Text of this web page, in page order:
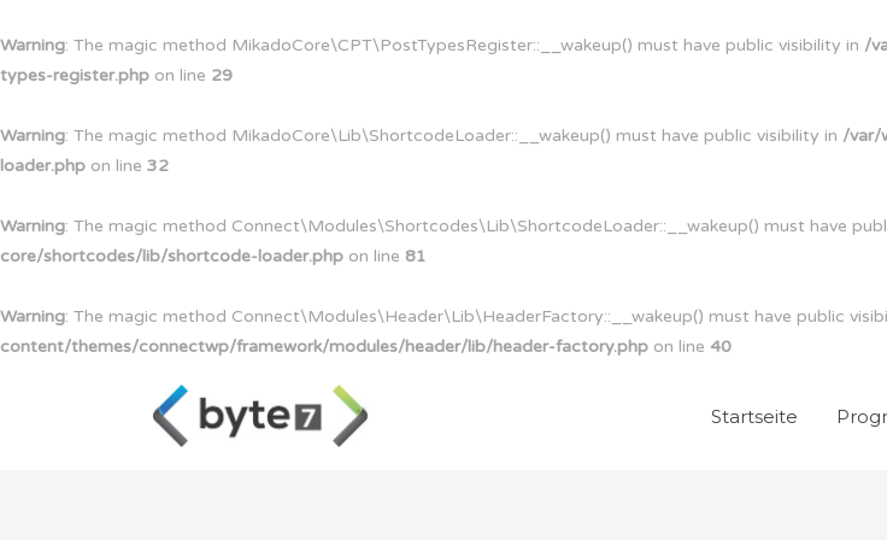
Warning: The magic method MikadoCore\CPT\PostTypesRegister::__wakeup() must have public visibility in /
types-register.php on line 29
Warning: The magic method MikadoCore\Lib\ShortcodeLoader::__wakeup() must have public visibility in /var/
loader.php on line 32
Warning: The magic method Connect\Modules\Shortcodes\Lib\ShortcodeLoader::__wakeup() must have
core/shortcodes/lib/shortcode-loader.php on line 81
Warning: The magic method Connect\Modules\Header\Lib\HeaderFactory::__wakeup() must have public
content/themes/connectwp/framework/modules/header/lib/header-factory.php on line 40
Startseite